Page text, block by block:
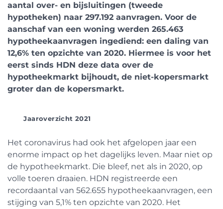
aantal over- en bijsluitingen (tweede
hypotheken) naar 297.192 aanvragen. Voor de
aanschaf van een woning werden 265.463
hypotheekaanvragen ingediend: een daling van
12,6% ten opzichte van 2020. Hiermee is voor het
eerst sinds HDN deze data over de
hypotheekmarkt bijhoudt, de niet-kopersmarkt
groter dan de kopersmarkt.
Jaaroverzicht 2021
Het coronavirus had ook het afgelopen jaar een
enorme impact op het dagelijks leven. Maar niet op
de hypotheekmarkt. Die bleef, net als in 2020, op
volle toeren draaien. HDN registreerde een
recordaantal van 562.655 hypotheekaanvragen, een
stijging van 5,1% ten opzichte van 2020. Het